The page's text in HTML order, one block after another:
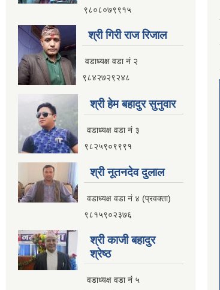
९८०८०७९९१५
श्री गिरी राज रिजाल
वडाध्यक्ष वडा नं २
९८४२७२९२४८
श्री हेम बहादुर सुनुवार
वडाध्यक्ष वडा नं ३
९८२५९०९९९१
श्री नूतनदेव दुलाल
वडाध्यक्ष वडा नं ४ (प्रवक्ता)
९८१५९०२३७६
श्री काजी बहादुर
श्रेष्ठ
वडाध्यक्ष वडा नं ५